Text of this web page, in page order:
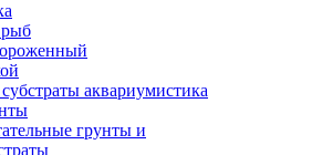
аквариумистика
грунты и